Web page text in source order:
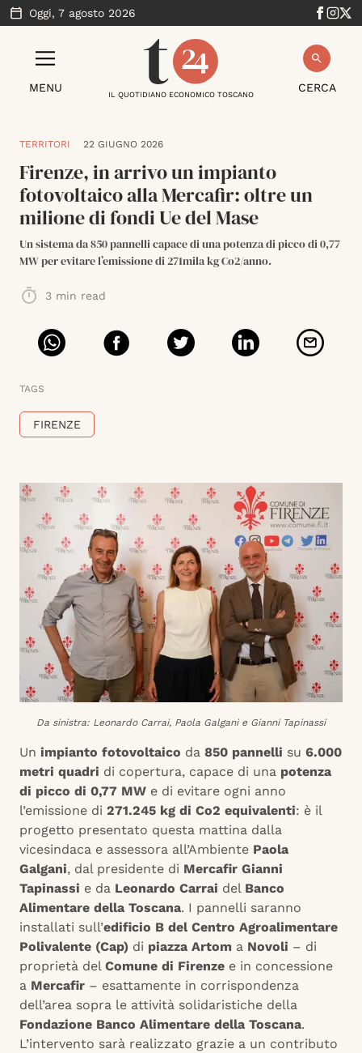
Oggi, 7 agosto 2026
MENU CERCA
IL QUOTIDIANO ECONOMICO TOSCANO
TERRITORI 22 GIUGNO 2026
Firenze, in arrivo un impianto
fotovoltaico alla Mercafir: oltre un
milione di fondi Ue del Mase
Un sistema da 850 pannelli capace di una potenza di picco di 0,77
MW per evitare l’emissione di 271mila kg Co2/anno.
3 min read
TAGS
FIRENZE
Da sinistra: Leonardo Carrai, Paola Galgani e Gianni Tapinassi
Un impianto fotovoltaico da 850 pannelli su 6.000
metri quadri di copertura, capace di una potenza
di picco di 0,77 MW e di evitare ogni anno
l’emissione di 271.245 kg di Co2 equivalenti: è il
progetto presentato questa mattina dalla
vicesindaca e assessora all’Ambiente Paola
Galgani, dal presidente di Mercafir Gianni
Tapinassi e da Leonardo Carrai del Banco
Alimentare della Toscana. I pannelli saranno
installati sull’edificio B del Centro Agroalimentare
Polivalente (Cap) di piazza Artom a Novoli – di
proprietà del Comune di Firenze e in concessione
a Mercafir – esattamente in corrispondenza
dell’area sopra le attività solidaristiche della
Fondazione Banco Alimentare della Toscana.
L’intervento sarà realizzato grazie a un contributo